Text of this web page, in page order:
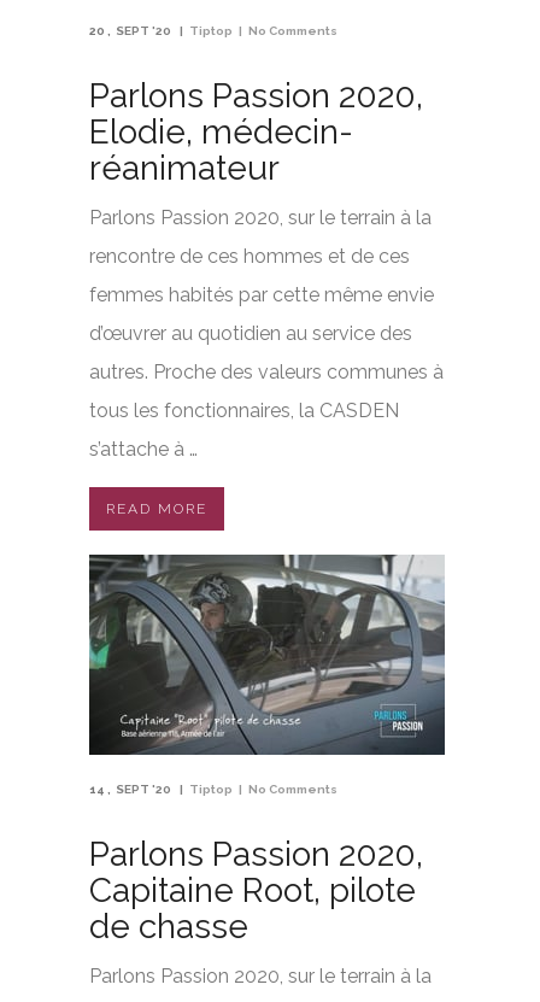
20 SEPT '20 Tiptop No Comments
Parlons Passion 2020,
Elodie, médecin-
réanimateur
Parlons Passion 2020, sur le terrain à la
rencontre de ces hommes et de ces
femmes habités par cette même envie
d’œuvrer au quotidien au service des
autres. Proche des valeurs communes à
tous les fonctionnaires, la CASDEN
s’attache à …
READ MORE
14 SEPT '20 Tiptop No Comments
Parlons Passion 2020,
Capitaine Root, pilote
de chasse
Parlons Passion 2020, sur le terrain à la